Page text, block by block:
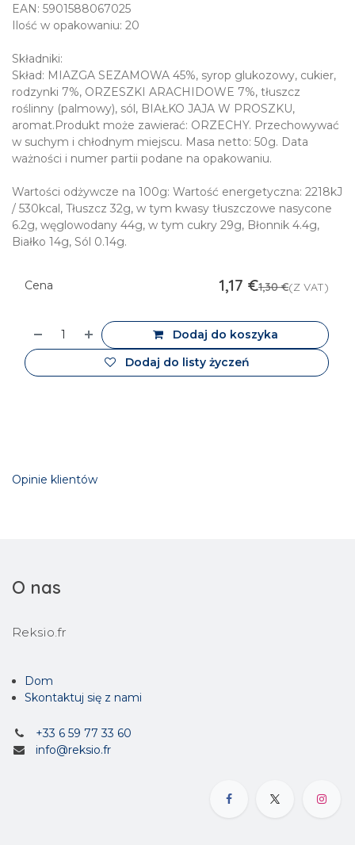
EAN: 5901588067025
Ilość w opakowaniu: 20
Składniki:
Skład: MIAZGA SEZAMOWA 45%, syrop glukozowy, cukier,
rodzynki 7%, ORZESZKI ARACHIDOWE 7%, tłuszcz
roślinny (palmowy), sól, BIAŁKO JAJA W PROSZKU,
aromat.Produkt może zawierać: ORZECHY. Przechowywać
w suchym i chłodnym miejscu. Masa netto: 50g. Data
ważności i numer partii podane na opakowaniu.
Wartości odżywcze na 100g: Wartość energetyczna: 2218kJ
/ 530kcal, Tłuszcz 32g, w tym kwasy tłuszczowe nasycone
6.2g, węglowodany 44g, w tym cukry 29g, Błonnik 4.4g,
Białko 14g, Sól 0.14g.
Dodaj do koszyka
Dodaj do listy życzeń
Cena 1,17 €1,30€(Z VAT)
Opinie klientów
O nas
Reksio.fr
Dom
Skontaktuj się z nami
+33 6 59 77 33 60
info@reksio.fr